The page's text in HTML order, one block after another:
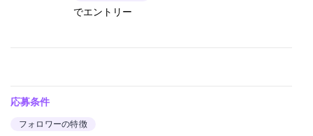
でエントリー
応募条件
フォロワーの特徴